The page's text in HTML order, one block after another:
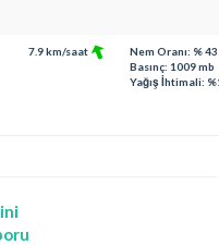
7.9 km/saat
Nem Oranı: % 43
Basınç: 1009 mb
Yağış İhtimali: